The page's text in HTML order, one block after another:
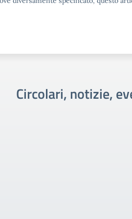
Circolari, notizie,